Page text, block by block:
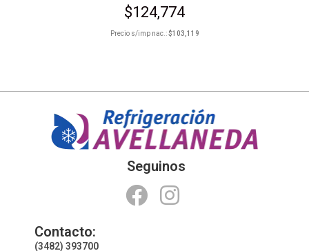
$124,774
Precio s/imp nac.:$103,119
Seguinos
Contacto:
(3482) 393700